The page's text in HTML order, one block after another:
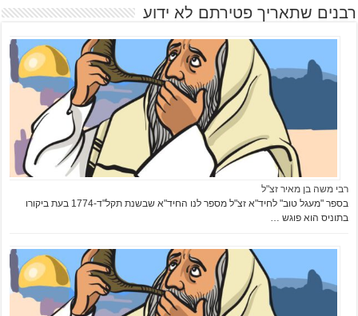
רבנים שתאריך פטירתם לא ידוע
רבי משה בן מאיר זצ"ל
בספר "מעגל טוב" לחיד"א זצ"ל מספר לנו החיד"א שבשנת תקל"ד-1774 בעת ביקורו
בתוניס הוא פוגש …